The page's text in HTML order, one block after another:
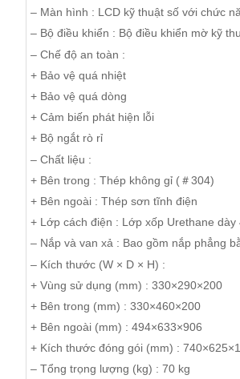
– Màn hình : LCD kỹ thuật số với chức
– Bộ điều khiển : Bộ điều khiển mờ kỹ
– Chế độ an toàn :
+ Bảo vệ quá nhiệt
+ Bảo vệ quá dòng
+ Cảm biến phát hiện lỗi
+ Bộ ngắt rò rỉ
– Chất liệu :
+ Bên trong : Thép không gỉ (＃304)
+ Bên ngoài : Thép sơn tĩnh điện
+ Lớp cách điện : Lớp xốp Urethane dày
– Nắp và van xả : Bao gồm nắp phẳng
– Kích thước (W × D × H) :
+ Vùng sử dụng (mm) : 330×290×200
+ Bên trong (mm) : 330×460×200
+ Bên ngoài (mm) : 494×633×906
+ Kích thước đóng gói (mm) :
– Tổng trọng lượng (kg) : 70 kg